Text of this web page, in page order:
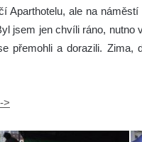
Aparthotelu, ale na
jsem jen chvíli ráno,
přemohli a dorazili.
>